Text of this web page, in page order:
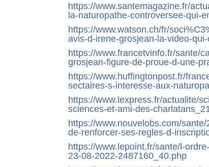
https://www.santemagazine.fr/
la-naturopathe-controversee-qui-
https://www.watson.ch/fr/
avis-d-irene-grosjean-la-video-
https://www.francetvinfo.fr/sante/
grosjean-figure-de-proue-d-une-
https://www.huffingtonpost.fr/
sectaires-s-interesse-aux-
https://www.lexpress.fr/actualite/
sciences-et-ami-des-
https://www.nouvelobs.com/
de-renforcer-ses-regles-d-
https://www.lepoint.fr/sante/l-
23-08-2022-2487160_40.php